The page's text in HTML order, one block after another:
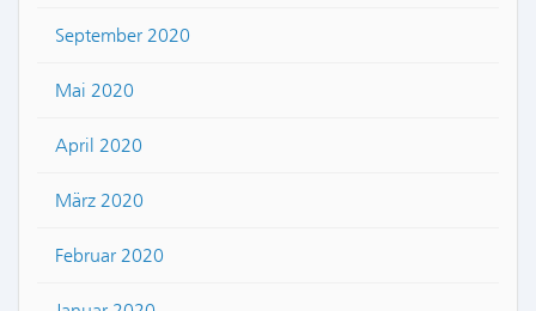
September 2020
Mai 2020
April 2020
März 2020
Februar 2020